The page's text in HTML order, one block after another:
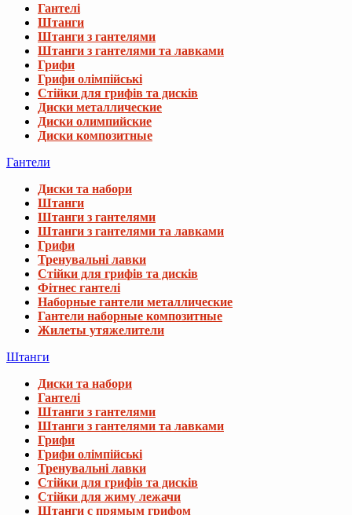
Гантелі
Штанги
Штанги з гантелями
Штанги з гантелями та лавками
Грифи
Грифи олімпійські
Стійки для грифів та дисків
Диски металлические
Диски олимпийские
Диски композитные
Гантели
Диски та набори
Штанги
Штанги з гантелями
Штанги з гантелями та лавками
Грифи
Тренувальні лавки
Стійки для грифів та дисків
Фітнес гантелі
Наборные гантели металлические
Гантели наборные композитные
Жилеты утяжелители
Штанги
Диски та набори
Гантелі
Штанги з гантелями
Штанги з гантелями та лавками
Грифи
Грифи олімпійські
Тренувальні лавки
Стійки для грифів та дисків
Стійки для жиму лежачи
Штанги с прямым грифом